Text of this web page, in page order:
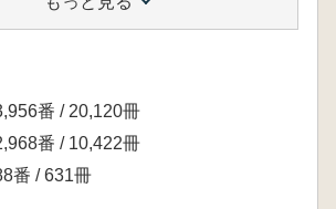
经济、文化、教育、艺术、科技、
会生活等各种信息,揭示中国文明
补中国历史研究只重视政治、经
而轻视物质文明历史的不足,还原
。
卷作为《中国古代物质文化史》
番 / 20,120冊
番 / 10,422冊
番 / 631冊